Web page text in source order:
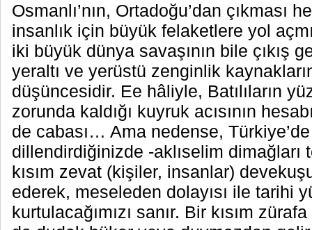
Osmanlı’nın, Ortadoğu’dan çıkması
insanlık için büyük felaketlere yol
iki büyük dünya savaşının bile çıkış
yeraltı ve yerüstü zenginlik
düşüncesidir. Ee hâliyle, Batılıların
zorunda kaldığı kuyruk acısının
de cabası… Ama nedense,
dillendirdiğinizde -aklıselim dimağları
kısım zevat (kişiler, insanlar)
ederek, meseleden dolayısı ile tarihi
kurtulacağımızı sanır. Bir kısım